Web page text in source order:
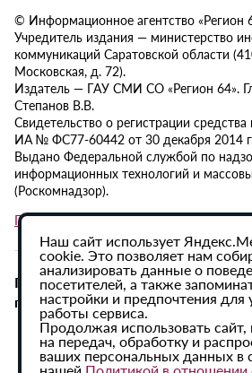
© Информационное агентство «Регион
Учредитель издания — министерство
коммуникаций Саратовской области
Московская, д. 72).
Издатель — ГАУ СМИ СО «Регион 64».
Степанов В.В.
Свидетельство о регистрации
ИА № ФС77-60442 от 30 декабря 2014
Выдано Федеральной службой по
информационных технологий и
(Роскомнадзор).
Политика в отношении обработки
При использовании материалов
гиперссылка на ИА «Регион 64»
Наш сайт использует
cookie. Это позволяет нам
анализировать данные о
посетителей, а также
настройки и предпочтения для
работы сервиса.
Продолжая использовать
на передач, обработку и
ваших персональных данных в